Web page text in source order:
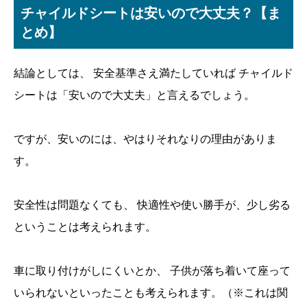
チャイルドシートは安いので大丈夫？【ま
とめ】
結論としては、 安全基準さえ満たしていれば チャイルド
シートは「安いので大丈夫」と言えるでしょう。
ですが、安いのには、やはりそれなりの理由がありま
す。
安全性は問題なくても、 快適性や使い勝手が、少し劣る
ということは考えられます。
車に取り付けがしにくいとか、 子供が落ち着いて座って
いられないといったことも考えられます。（※これは関